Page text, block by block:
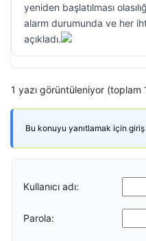
yeniden başlatılması
alarm durumunda ve her
açıkladı.
1 yazı görüntüleniyor (toplam
Bu konuyu yanıtlamak için giriş
Kullanıcı adı:
Parola: